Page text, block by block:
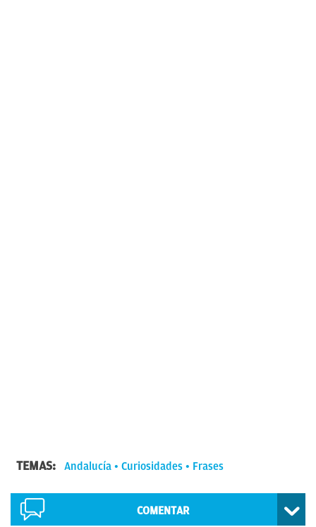
TEMAS: Andalucía Curiosidades Frases
COMENTAR